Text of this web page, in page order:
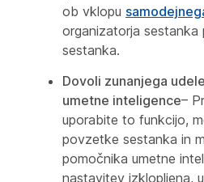
ob vklopu
organizatorja sestanka
sestanka.
Dovoli zunanjega
umetne inteligence–
uporabite to funkcijo,
povzetke sestanka in
pomočnika umetne
nastavitev izklopljena,